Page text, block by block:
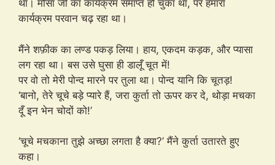
था। मौसा जी का कार्यक्रम समाप्त हो चुका था, पर हमारा
कार्यक्रम परवान चढ़ रहा था।
मैंने शफ़ीक का लण्ड पकड़ लिया। हाय, एकदम कड़क, और प्यासा
लग रहा था। बस उसे घुसा ही डालूँ चूत में!
पर वो तो मेरी पोन्द मारने पर तुला था। पोन्द यानि कि चूतड़!
‘बानो, तेरे चूचे बड़े प्यारे हैं, जरा कुर्ता तो ऊपर कर दे, थोड़ा मचका
दूँ इन भेन चोदों को!’
‘चूचे मचकाना तुझे अच्छा लगता है क्या?’ मैंने कुर्ता उतारते हुए
कहा।